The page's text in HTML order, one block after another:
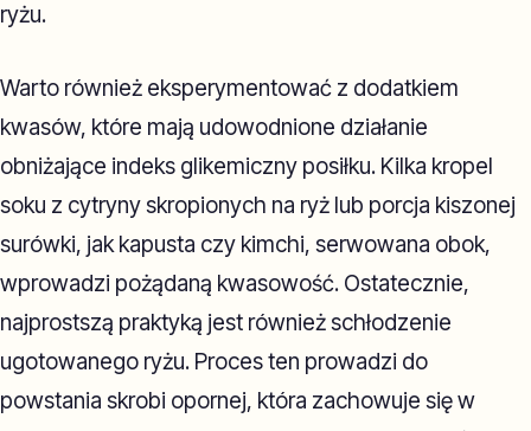
ryżu.
Warto również eksperymentować z dodatkiem
kwasów, które mają udowodnione działanie
obniżające indeks glikemiczny posiłku. Kilka kropel
soku z cytryny skropionych na ryż lub porcja kiszonej
surówki, jak kapusta czy kimchi, serwowana obok,
wprowadzi pożądaną kwasowość. Ostatecznie,
najprostszą praktyką jest również schłodzenie
ugotowanego ryżu. Proces ten prowadzi do
powstania skrobi opornej, która zachowuje się w